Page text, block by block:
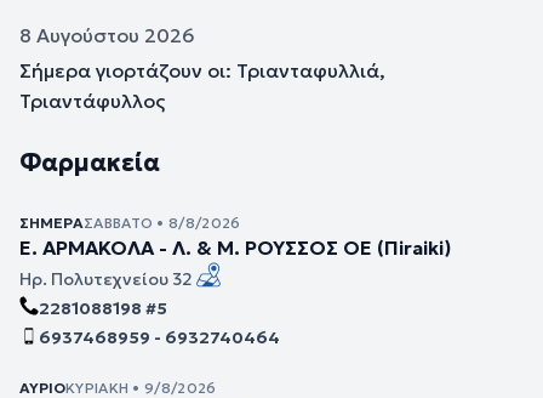
8 Αυγούστου 2026
Σήμερα γιορτάζουν οι: Τριανταφυλλιά,
Τριαντάφυλλος
Φαρμακεία
ΣΉΜΕΡΑΣΆΒΒΑΤΟ • 8/8/2026
Ε. ΑΡΜΑΚΟΛΑ - Λ. & Μ. ΡΟΥΣΣΟΣ ΟΕ (Πiraiki)
Ηρ. Πολυτεχνείου 32
2281088198 #5
6937468959 - 6932740464
ΑΎΡΙΟΚΥΡΙΑΚΉ • 9/8/2026